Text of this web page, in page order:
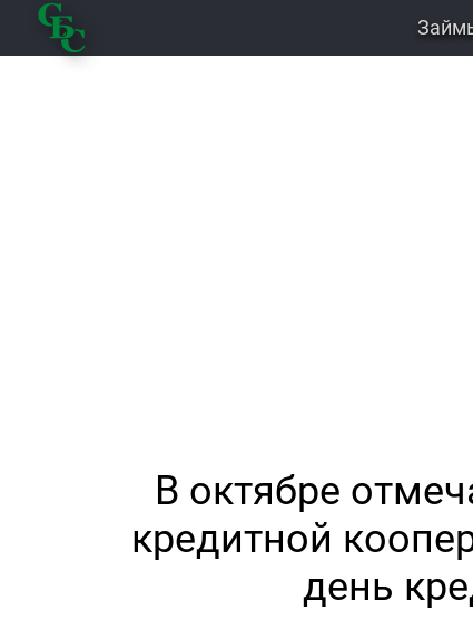
В октябре
кредитной
день